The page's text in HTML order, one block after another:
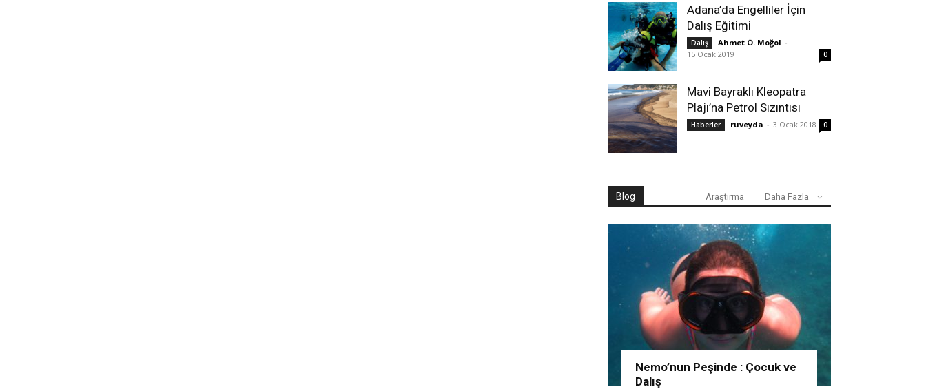
Adana’da Engelliler İçin
Dalış Eğitimi
Dalış Ahmet Ö. Moğol -
15 Ocak 2019
0
Mavi Bayraklı Kleopatra
Plajı’na Petrol Sızıntısı
Haberler ruveyda - 3 Ocak 2018 0
Blog Araştırma Daha Fazla
Nemo’nun Peşinde : Çocuk ve
Dalış